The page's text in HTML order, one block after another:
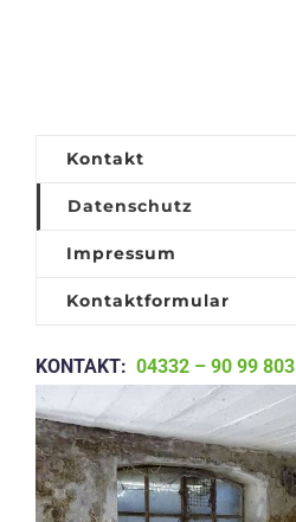
Kontakt
Datenschutz
Impressum
Kontaktformular
KONTAKT: 04332 – 90 99 803